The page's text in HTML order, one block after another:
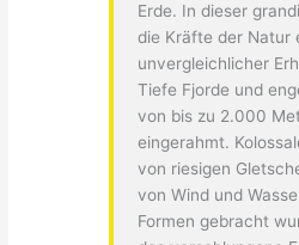
Erde. In dieser
die Kräfte der Natur
unvergleichlicher
Tiefe Fjorde und
von bis zu 2.000
eingerahmt.
von riesigen
von Wind und
Formen gebracht